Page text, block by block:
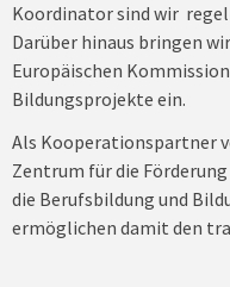
Koordinator sind wir
Darüber hinaus bringen
Europäischen
Bildungsprojekte ein.
Als Kooperationspartner
Zentrum für die
die Berufsbildung und
ermöglichen damit den